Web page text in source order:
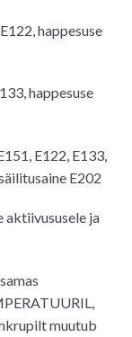
happesuse
happesuse
E122, E133,
E202
aktiivususele ja
muutub